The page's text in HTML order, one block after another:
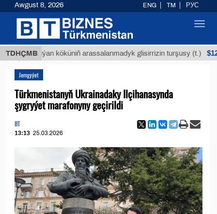
TDHÇMB
Buýan köküniň arassalanmadyk glisirrizin turşusy (t.) $12935,18
Jemgyýet
Türkmenistanyň Ukrainadaky Ilçihanasynda
şygryýet marafonyny geçirildi
BT
13:13 25.03.2026
Awgust 8, 2026 ENG TM РУС